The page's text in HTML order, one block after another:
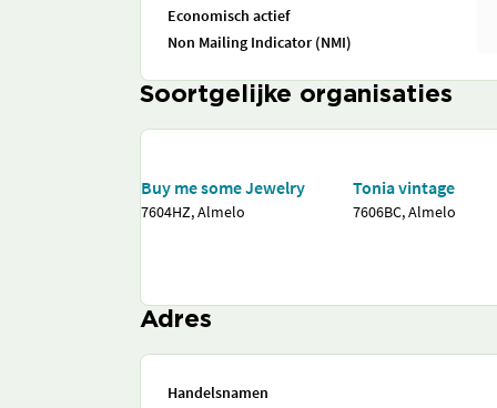
Economisch actief
Non Mailing Indicator (NMI)
Soortgelijke organisaties
Buy me some Jewelry
7604HZ, Almelo
Tonia vintage
7606BC, Almelo
Adres
Handelsnamen